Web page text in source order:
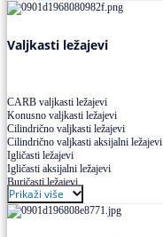
Valjkasti ležajevi
CARB valjkasti ležajevi
Konusno valjkasti ležajevi
Cilindrično valjkasti ležajevi
Cilindrično valjkasti aksijalni ležajevi
Igličasti ležajevi
Igličasti aksijalni ležajevi
Buričasti ležajevi
Buričasti zaptiveni ležajevi
Buričasti aksijalni ležajevi
Prikaži više